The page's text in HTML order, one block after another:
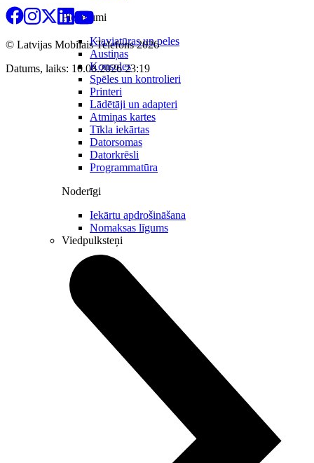
Piederumi
Klaviatūras un peles
Austiņas
Konsoles
Spēles un kontrolieri
Printeri
Lādētāji un adapteri
Atmiņas kartes
Tīkla iekārtas
Datorsomas
Datorkrēsli
Programmatūra
Noderīgi
Iekārtu apdrošināšana
Nomaksas līgums
Viedpulksteņi
© Latvijas Mobilais Telefons2026
Datums, laiks: 10.08.2026 23:19